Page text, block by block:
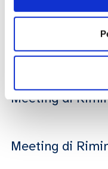
Le iniziative
l’Africa
Meeting di
Meeting di